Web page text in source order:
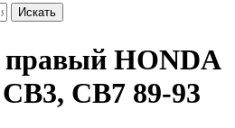
HONDA
CB7 89-93